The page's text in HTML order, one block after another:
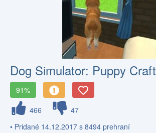
Dog Simulator: Puppy Craft
91%
466
47
• Pridané 14.12.2017 s 8494 prehraní